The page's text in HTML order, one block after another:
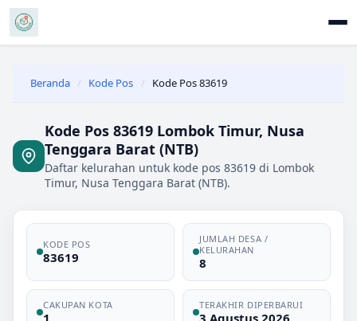
Beranda / Kode Pos / Kode Pos 83619
Kode Pos 83619 Lombok Timur, Nusa
Tenggara Barat (NTB)
Daftar kelurahan untuk kode pos 83619 di Lombok
Timur, Nusa Tenggara Barat (NTB).
KODE POS
83619
JUMLAH DESA /
KELURAHAN
8
CAKUPAN KOTA
1
TERAKHIR DIPERBARUI
3 Agustus 2026